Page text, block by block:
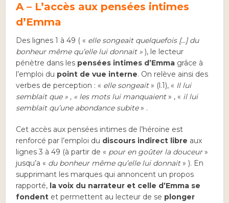
A – L’accès aux pensées intimes
d’Emma
Des lignes 1 à 49 ( « elle songeait quelquefois […] du
bonheur même qu’elle lui donnait »), le lecteur
pénètre dans les pensées intimes d’Emma grâce à
l’emploi du point de vue interne. On relève ainsi des
verbes de perception : « elle songeait» (l.1), « Il lui
semblait que » , « les mots lui manquaient» , « il lui
semblait qu’une abondance subite» .
Cet accès aux pensées intimes de l’héroïne est
renforcé par l’emploi du discours indirect libre aux
lignes 3 à 49 (à partir de « pour en goûter la douceur»
jusqu’a « du bonheur même qu’elle lui donnait» ). En
supprimant les marques qui annoncent un propos
rapporté, la voix du narrateur et celle d’Emma se
fondent et permettent au lecteur de se plonger